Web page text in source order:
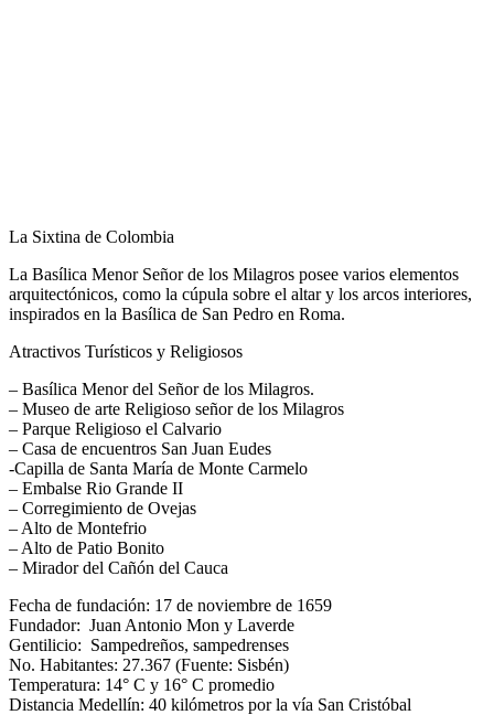
La Sixtina de Colombia
La Basílica Menor Señor de los Milagros posee varios elementos
arquitectónicos, como la cúpula sobre el altar y los arcos interiores,
inspirados en la Basílica de San Pedro en Roma.
Atractivos Turísticos y Religiosos
– Basílica Menor del Señor de los Milagros.
– Museo de arte Religioso señor de los Milagros
– Parque Religioso el Calvario
– Casa de encuentros San Juan Eudes
-Capilla de Santa María de Monte Carmelo
– Embalse Rio Grande II
– Corregimiento de Ovejas
– Alto de Montefrio
– Alto de Patio Bonito
– Mirador del Cañón del Cauca
Fecha de fundación: 17 de noviembre de 1659
Fundador: Juan Antonio Mon y Laverde
Gentilicio: Sampedreños, sampedrenses
No. Habitantes: 27.367 (Fuente: Sisbén)
Temperatura: 14° C y 16° C promedio
Distancia Medellín: 40 kilómetros por la vía San Cristóbal